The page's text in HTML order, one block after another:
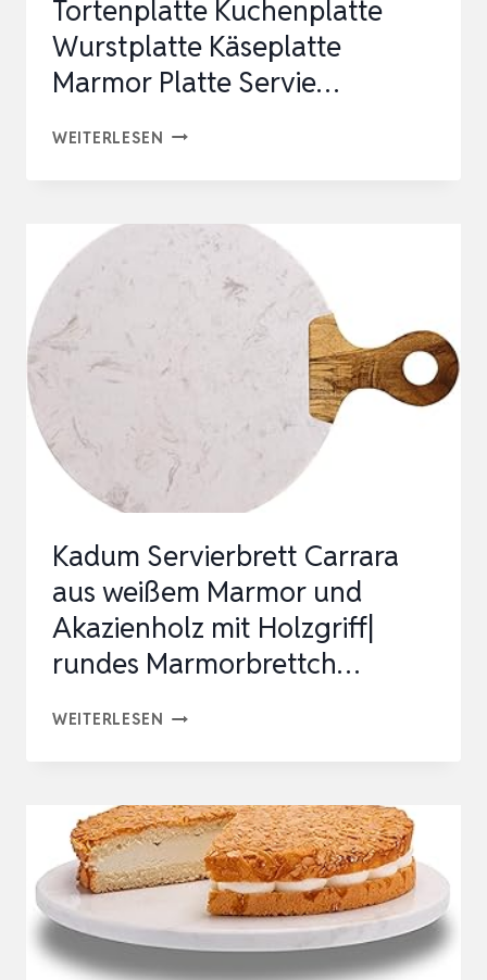
Tortenplatte Kuchenplatte
Wurstplatte Käseplatte
Marmor Platte Servie…
WEITERLESEN DREHBARE
TORTENPLATTE
WURSTPLATTE
KÄSEPLATTE
MARMOR
Kadum Servierbrett Carrara
aus weißem Marmor und
Akazienholz mit Holzgriff|
rundes Marmorbrettch…
WEITERLESEN KADUM
AUS
WEISSEM M
ARMOR U
KAZIENHOLZ M